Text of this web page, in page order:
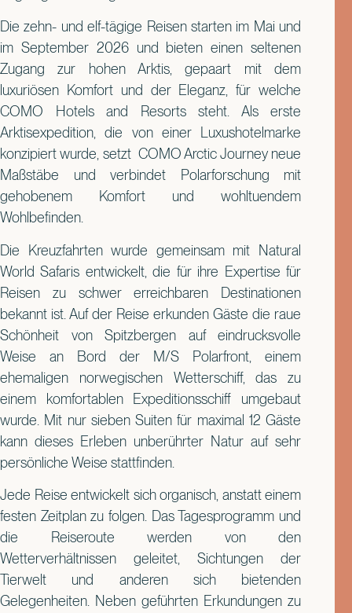
Die zehn- und elf-tägige Reisen starten im Mai und
im September 2026 und bieten einen seltenen
Zugang zur hohen Arktis, gepaart mit dem
luxuriösen Komfort und der Eleganz, für welche
COMO Hotels and Resorts steht. Als erste
Arktisexpedition, die von einer Luxushotelmarke
konzipiert wurde, setzt COMO Arctic Journey neue
Maßstäbe und verbindet Polarforschung mit
gehobenem Komfort und wohltuendem
Wohlbefinden.
Die Kreuzfahrten wurde gemeinsam mit Natural
World Safaris entwickelt, die für ihre Expertise für
Reisen zu schwer erreichbaren Destinationen
bekannt ist. Auf der Reise erkunden Gäste die raue
Schönheit von Spitzbergen auf eindrucksvolle
Weise an Bord der M/S Polarfront, einem
ehemaligen norwegischen Wetterschiff, das zu
einem komfortablen Expeditionsschiff umgebaut
wurde. Mit nur sieben Suiten für maximal 12 Gäste
kann dieses Erleben unberührter Natur auf sehr
persönliche Weise stattfinden.
Jede Reise entwickelt sich organisch, anstatt einem
festen Zeitplan zu folgen. Das Tagesprogramm und
die Reiseroute werden von den
Wetterverhältnissen geleitet, Sichtungen der
Tierwelt und anderen sich bietenden
Gelegenheiten. Neben geführten Erkundungen zu